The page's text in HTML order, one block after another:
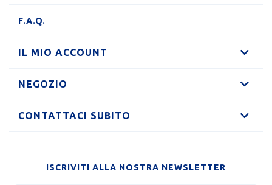
F.A.Q.
IL MIO ACCOUNT
NEGOZIO
CONTATTACI SUBITO
ISCRIVITI ALLA NOSTRA NEWSLETTER